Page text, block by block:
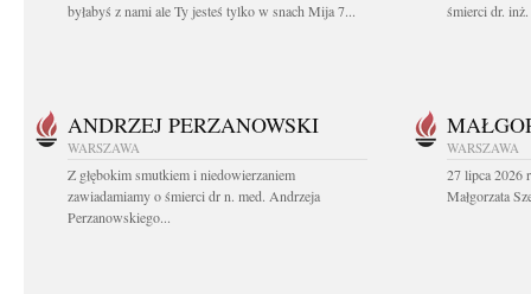
byłabyś z nami ale Ty jesteś tylko w snach Mija 7...
śmierci dr.
ANDRZEJ PERZANOWSKI
WARSZAWA
Z głębokim smutkiem i niedowierzaniem
zawiadamiamy o śmierci dr n. med. Andrzeja
Perzanowskiego...
WARSZAWA
27 lipca 2026
Małgorzata